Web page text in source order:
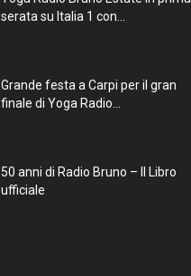
serata su Italia 1 con...
Grande festa a Carpi per il gran
finale di Yoga Radio...
50 anni di Radio Bruno – Il Libro
ufficiale